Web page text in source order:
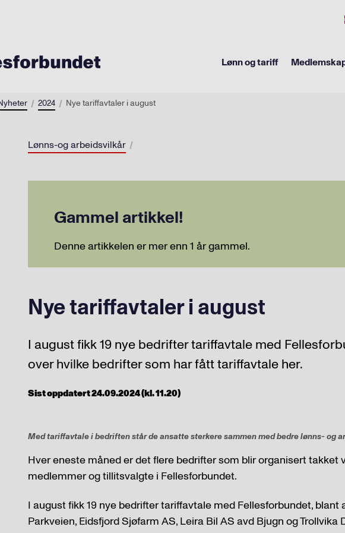
Lønn og tariff
2024 Nye tariffavtaler i august
Lønns-og arbeidsvilkår
Gammel artikkel!
Denne artikkelen er mer enn 1 år gammel.
Nye tariffavtaler i august
I august fikk 19 nye bedrifter tariffavtale med
over hvilke bedrifter som har fått tariffavtale her.
Sist oppdatert 24.09.2024 (kl. 11.20)
Med tariffavtale i bedriften står de ansatte sterkere sammen med bedre lønns- og
Hver eneste måned er det flere bedrifter som blir organisert
medlemmer og tillitsvalgte i Fellesforbundet.
I august fikk 19 nye bedrifter tariffavtale med Fellesforbundet, blant
Parkveien, Eidsfjord Sjøfarm AS, Leira Bil AS avd Bjugn og Trollvika